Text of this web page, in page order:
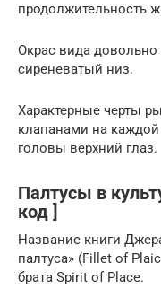
продолжительность
Окрас вида довольно
сиреневатый низ.
Характерные черты
клапанами на
головы верхний глаз.
Палтусы в
код ]
Название книги
палтуса» (Fillet of
брата Spirit of Place.